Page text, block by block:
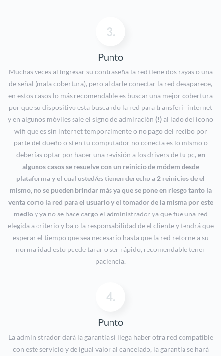
3.
Punto
Muchas veces al ingresar su contraseña la red tiene dos rayas o una
de señal (mala cobertura), pero al darle conectar la red desaparece,
en estos casos lo más recomendable es buscar una mejor cobertura
por que su dispositivo esta buscando la red para transferir internet
y en algunos móviles sale el signo de admiración (!)al lado del icono
wifi que es sin internet temporalmente o no pago del recibo por
parte del dueño o si en tu computador no conecta es lo mismo o
deberías optar por hacer una revisión a los drivers de tu pc, en
algunos casos se resuelve con un reinicio de módem desde
plataforma y el cual usted/es tienen derecho a 2 reinicios de el
mismo, no se pueden brindar más ya que se pone en riesgo tanto la
venta como la red para el usuario y el tomador de la misma por este
medioy ya no se hace cargo el administrador ya que fue una red
elegida a criterio y bajo la responsabilidad de el cliente y tendrá que
esperar el tiempo que sea necesario hasta que la red retorne a su
normalidad esto puede tarar o ser rápido, recomendable tener
paciencia.
4.
Punto
La administrador dará la garantía si llega haber otra red compatible
con este servicio y de igual valor al cancelado, la garantía se hará